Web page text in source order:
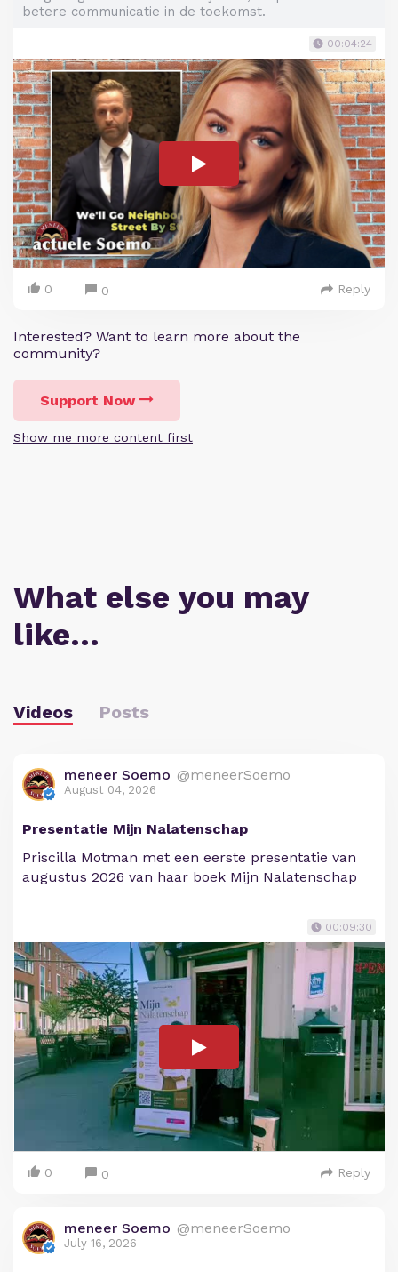
betere communicatie in de toekomst.
00:04:24
0 0 Reply
Interested? Want to learn more about the
community?
Support Now
Show me more content first
What else you may
like…
Videos Posts
meneer Soemo @meneerSoemo
August 04, 2026
Presentatie Mijn Nalatenschap
Priscilla Motman met een eerste presentatie van
augustus 2026 van haar boek Mijn Nalatenschap
00:09:30
0 0 Reply
meneer Soemo @meneerSoemo
July 16, 2026